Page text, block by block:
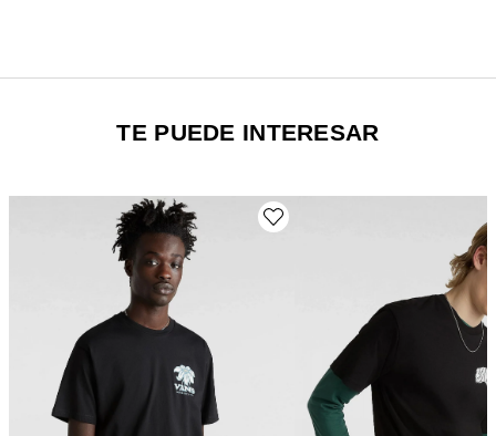
TE PUEDE INTERESAR